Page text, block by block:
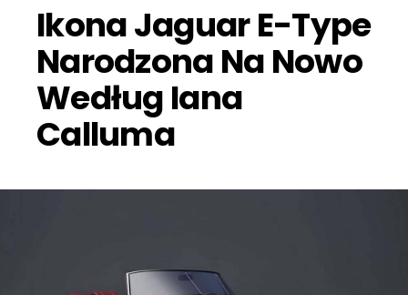
Ikona Jaguar E-Type
Narodzona Na Nowo
Według Iana
Calluma